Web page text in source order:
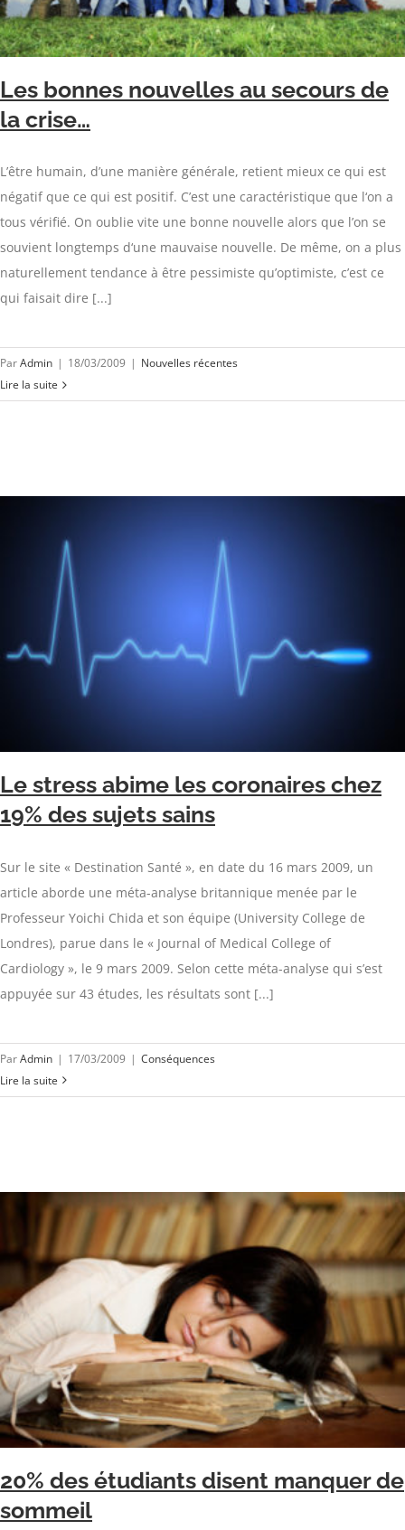
Les bonnes nouvelles au secours de
la crise…
L’être humain, d’une manière générale, retient mieux ce qui est
négatif que ce qui est positif. C’est une caractéristique que l‘on a
tous vérifié. On oublie vite une bonne nouvelle alors que l’on se
souvient longtemps d‘une mauvaise nouvelle. De même, on a plus
naturellement tendance à être pessimiste qu’optimiste, c’est ce
qui faisait dire [...]
ParAdmin | 18/03/2009 | Nouvelles récentes
Lire la suite
Le stress abime les coronaires chez
19% des sujets sains
Sur le site « Destination Santé », en date du 16 mars 2009, un
article aborde une méta-analyse britannique menée par le
Professeur Yoichi Chida et son équipe (University College de
Londres), parue dans le « Journal of Medical College of
Cardiology », le 9 mars 2009. Selon cette méta-analyse qui s’est
appuyée sur 43 études, les résultats sont [...]
ParAdmin | 17/03/2009 | Conséquences
Lire la suite
20% des étudiants disent manquer de
sommeil